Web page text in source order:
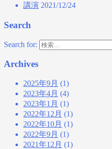
講演 2021/12/24
Search
Search for:
Archives
2025年9月 (1)
2023年4月 (4)
2023年1月 (1)
2022年12月 (1)
2022年10月 (1)
2022年9月 (1)
2021年12月 (1)